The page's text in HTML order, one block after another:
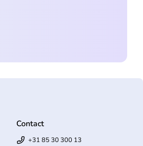
Contact
+31 85 30 300 13